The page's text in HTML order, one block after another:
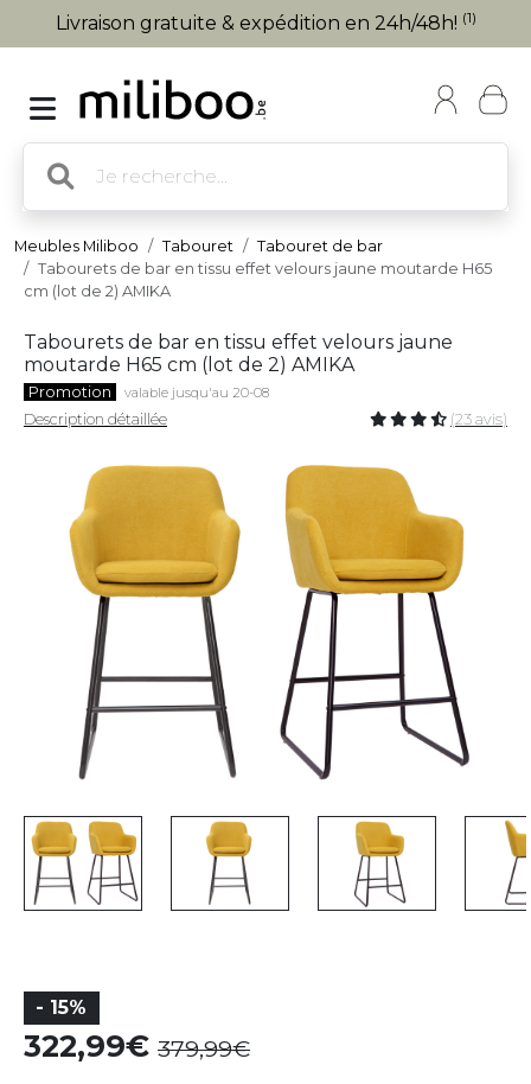
Livraison gratuite & expédition en 24h/48h! (1)
Meubles Miliboo Tabouret
Tabouret de bar
Tabourets de bar en tissu effet velours jaune moutarde H65
cm (lot de 2) AMIKA
Tabourets de bar en tissu effet velours jaune
moutarde H65 cm (lot de 2) AMIKA
Promotion valable jusqu'au 20-08
Description détaillée (23 avis)
- 15%
322,99 379,99